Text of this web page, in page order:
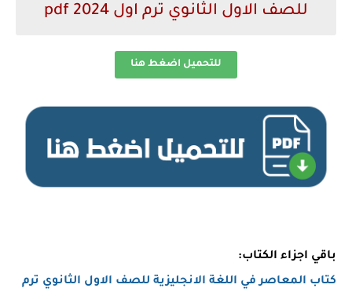
للصف الاول الثانوي ترم اول 2024 pdf
للتحميل اضغط هنا
باقي اجزاء الكتاب:
كتاب المعاصر في اللغة الانجليزية للصف الاول الثانوي ترم